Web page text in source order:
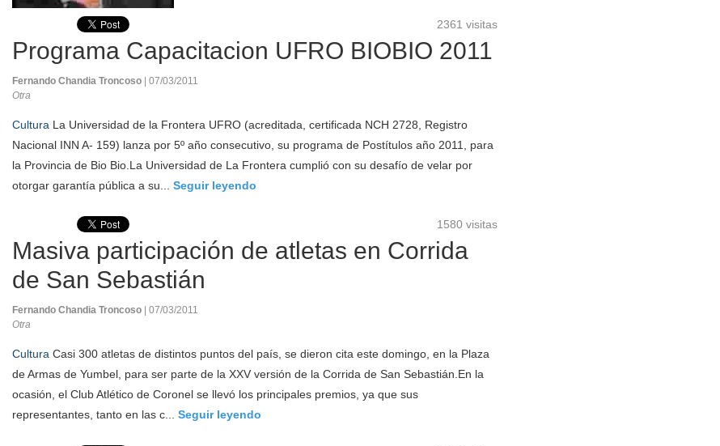
2361 visitas
Programa Capacitacion UFRO BIOBIO 2011
Fernando Chandia Troncoso
| 07/03/2011
Otra
Cultura La Universidad de la Frontera UFRO (acreditada, certificada NCH 2728, Registro
Nacional INN A- 159) lanza por 5º año consecutivo, su programa de Postítulos año 2011, para
la Provincia de Bio Bio.La Universidad de La Frontera cumplió con su desafío de velar por
otorgar garantía pública a su... Seguir leyendo
1580 visitas
Masiva participación de atletas en Corrida
de San Sebastián
Fernando Chandia Troncoso
| 07/03/2011
Otra
Cultura Casi 300 atletas de distintos puntos del país, se dieron cita este domingo, en la Plaza
de Armas de Yumbel, para ser parte de la XXV versión de la Corrida de San Sebastián.En la
ocasión, el Club Atlético de Coronel se llevó los principales premios, ya que sus
representantes, tanto en las c... Seguir leyendo